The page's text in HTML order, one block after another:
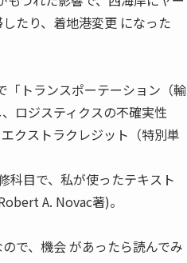
たり、着地港変更 になった
「トランスポーテーション（輸
ロジスティクスの不確実性
クストラクレジット（特別単
科目で、私が使ったテキスト
A. Novac著)。
で、機会 があったら読んでみ